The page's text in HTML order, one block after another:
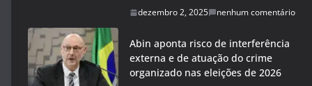
dezembro 2, 2025 nenhum comentário
Abin aponta risco de interferência
externa e de atuação do crime
organizado nas eleições de 2026